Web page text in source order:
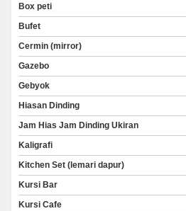
Box peti
Bufet
Cermin (mirror)
Gazebo
Gebyok
Hiasan Dinding
Jam Hias Jam Dinding Ukiran
Kaligrafi
Kitchen Set (lemari dapur)
Kursi Bar
Kursi Cafe